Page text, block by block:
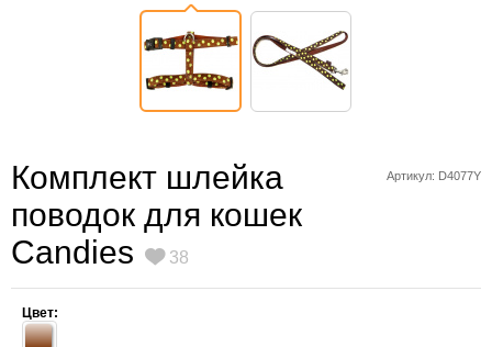
Артикул: D4077Y
Комплект шлейка
поводок для кошек
Candies
38
Цвет: